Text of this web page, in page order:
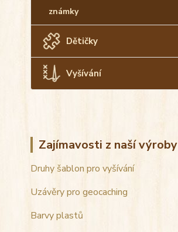
známky
Dětičky
Vyšívání
Zajímavosti z naší výroby
Druhy šablon pro vyšívání
Uzávěry pro geocaching
Barvy plastů